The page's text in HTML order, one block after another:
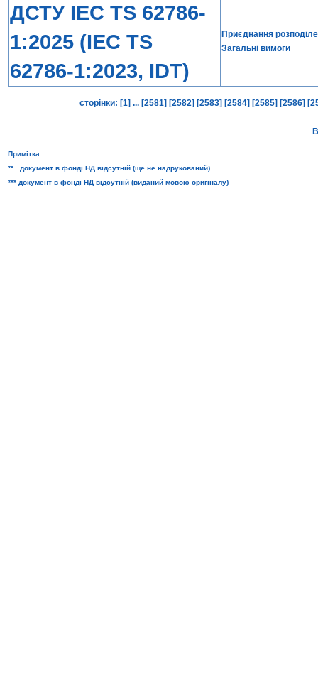
ДСТУ IEC TS 62786-
1:2025 (IEC TS
62786-1:2023, IDT)
Приєднання
Загальні вимоги
сторінки: [1] ... [2581] [2582] [2583] [2584] [2585] [2586]
Примітка:
** документ в фонді НД відсутній (ще не надрукований)
*** документ в фонді НД відсутній (виданий мовою оригіналу)